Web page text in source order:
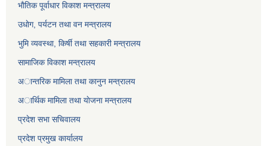
भाैतिक पूर्वाधार विकाश मन्त्रालय
उधाेग, पर्यटन तथा वन मन्त्रालय
भुमि व्यवस्था, किर्षी तथा सहकारी मन्त्रालय
सामाजिक विकाश मन्त्रालय
अान्तरिक मामिला तथा कानुन मन्त्रालय
अार्थिक मामिला तथा याेजना मन्त्रालय
प्रदेश सभा सचिवालय
प्रदेश प्रमुख कार्यालय